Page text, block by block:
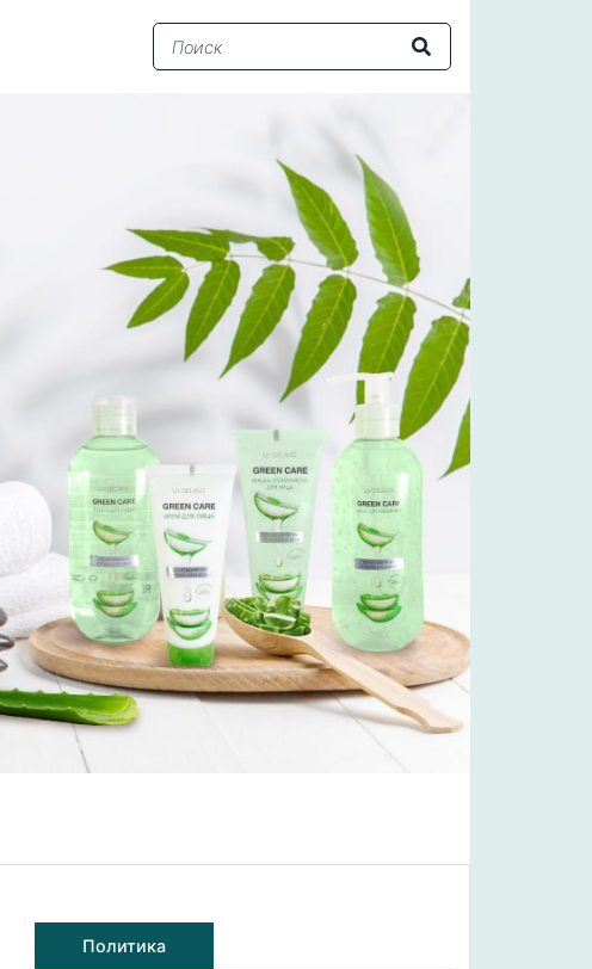
Политика